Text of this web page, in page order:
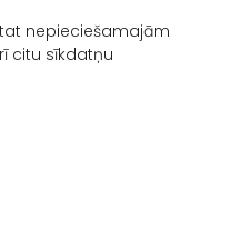
nepieciešamajām
citu sīkdatņu